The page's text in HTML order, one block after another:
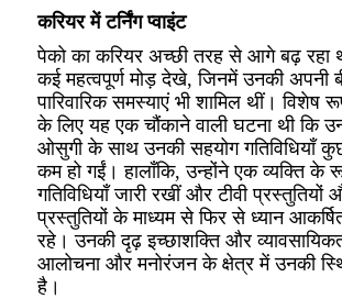
करियर में टर्निंग प्वाइंट
पेको का करियर अच्छी तरह से आगे बढ़ रहा
कई महत्वपूर्ण मोड़ देखे, जिनमें उनकी अपनी
पारिवारिक समस्याएं भी शामिल थीं।
के लिए यह एक चौंकाने वाली घटना थी कि
ओसुगी के साथ उनकी सहयोग गतिविधियाँ
कम हो गईं। हालाँकि, उन्होंने एक व्यक्ति के
गतिविधियाँ जारी रखीं और टीवी प्रस्तुतियों
प्रस्तुतियों के माध्यम से फिर से ध्यान
रहे। उनकी दृढ़ इच्छाशक्ति और
आलोचना और मनोरंजन के क्षेत्र में उनकी
है।